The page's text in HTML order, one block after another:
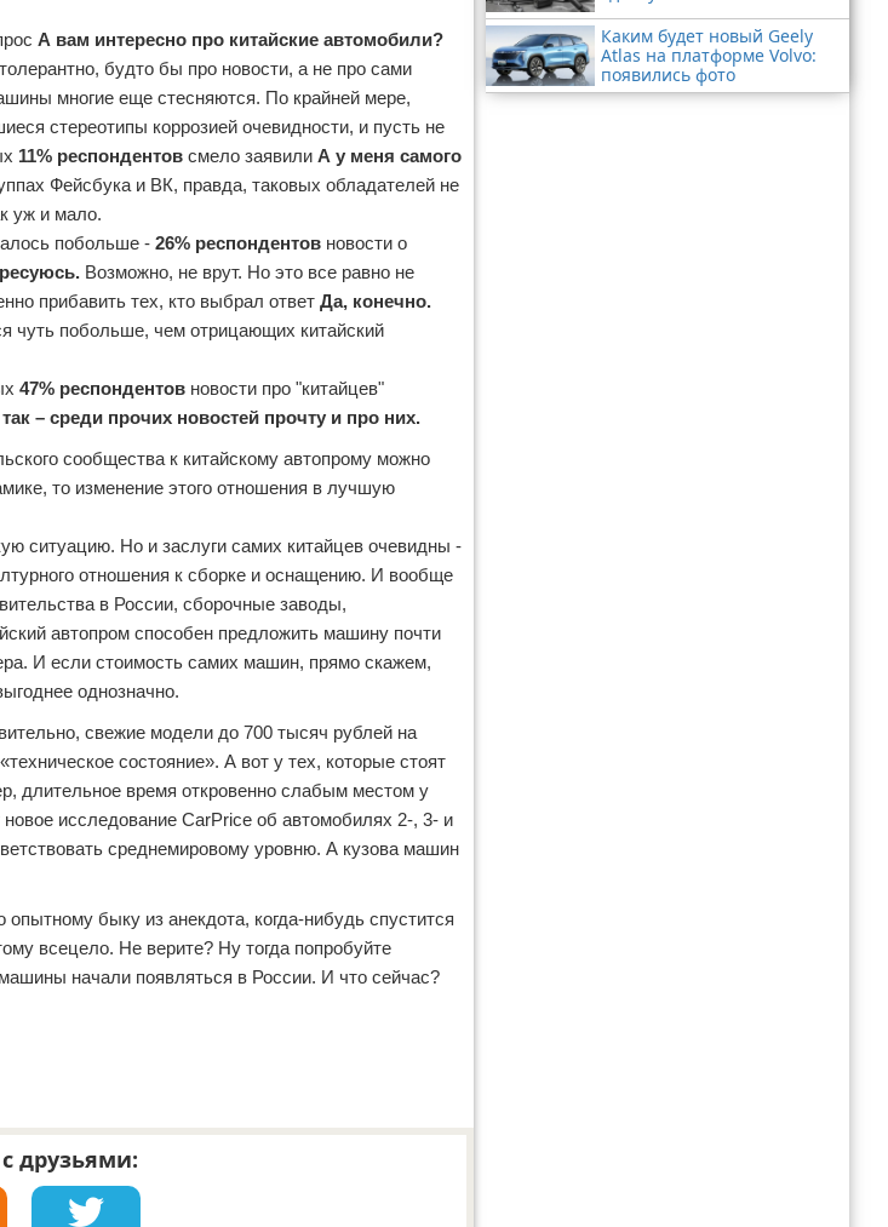
А вам интересно про китайские автомобили?
будто бы про новости, а не про сами
многие еще стесняются. По крайней мере,
стереотипы коррозией очевидности, и пусть не
11% респондентов смело заявили А у меня самого
Фейсбука и ВК, правда, таковых обладателей не
уж и мало.
побольше - 26% респондентов новости о
Возможно, не врут. Но это все равно не
прибавить тех, кто выбрал ответ Да, конечно.
чуть побольше, чем отрицающих китайский
47% респондентов новости про "китайцев"
– среди прочих новостей прочту и про них.
сообщества к китайскому автопрому можно
то изменение этого отношения в лучшую
ситуацию. Но и заслуги самих китайцев очевидны -
отношения к сборке и оснащению. И вообще
в России, сборочные заводы,
автопром способен предложить машину почти
И если стоимость самих машин, прямо скажем,
однозначно.
свежие модели до 700 тысяч рублей на
состояние». А вот у тех, которые стоят
длительное время откровенно слабым местом у
исследование CarPrice об автомобилях 2-, 3- и
среднемировому уровню. А кузова машин
быку из анекдота, когда-нибудь спустится
всецело. Не верите? Ну тогда попробуйте
начали появляться в России. И что сейчас?
друзьями:
Каким будет новый Geely
Atlas на платформе Volvo:
появились фото